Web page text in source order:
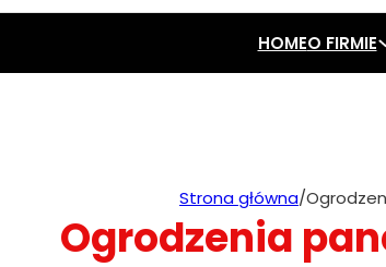
HOMEO FIRMIE
Strona główna/
Ogrodzenia